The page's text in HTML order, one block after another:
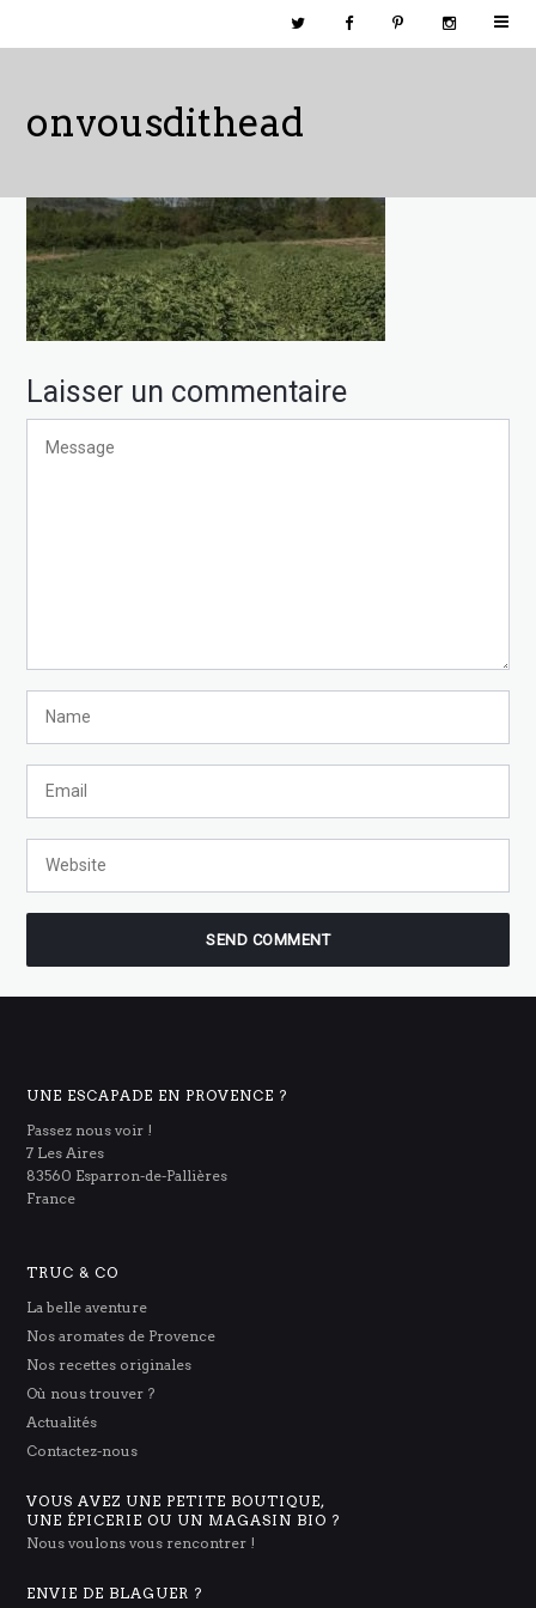
onvousdithead
Laisser un commentaire
UNE ESCAPADE EN PROVENCE ?
Passez nous voir !
7 Les Aires
83560 Esparron-de-Pallières
France
TRUC & CO
La belle aventure
Nos aromates de Provence
Nos recettes originales
Où nous trouver ?
Actualités
Contactez-nous
VOUS AVEZ UNE PETITE BOUTIQUE,
UNE ÉPICERIE OU UN MAGASIN BIO ?
Nous voulons vous rencontrer !
ENVIE DE BLAGUER ?